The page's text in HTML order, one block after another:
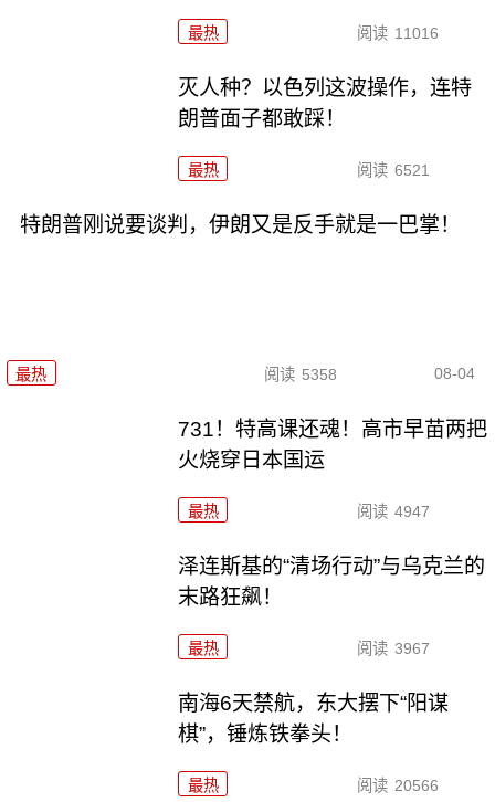
最热 阅读 11016
灭人种？以色列这波操作，连特
朗普面子都敢踩！
最热 阅读 6521
特朗普刚说要谈判，伊朗又是反手就是一巴掌！
最热 阅读 5358 08-04
731！特高课还魂！高市早苗两把
火烧穿日本国运
最热 阅读 4947
泽连斯基的“清场行动”与乌克兰的
末路狂飙！
最热 阅读 3967
南海6天禁航，东大摆下“阳谋
棋”，锤炼铁拳头！
最热 阅读 20566